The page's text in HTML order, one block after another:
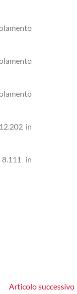
in
in
Articolo successivo